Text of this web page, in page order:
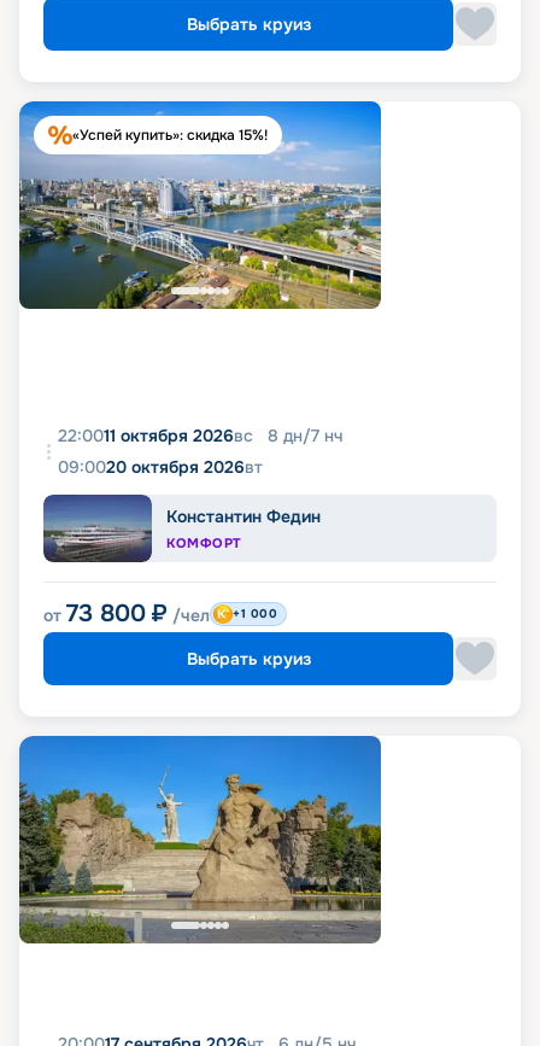
Выбрать круиз
«Успей купить»: скидка 15%!
22:0011 октября 2026вс 8 дн/7 нч
09:0020 октября 2026вт
Константин Федин
КОМФОРТ
от 73 800 ₽ /чел +1 000
Выбрать круиз